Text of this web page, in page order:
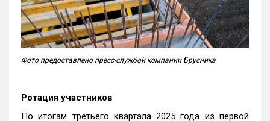
Фото предоставлено пресс-службой компании Брусника
Ротация участников
По итогам третьего квартала 2025 года из первой